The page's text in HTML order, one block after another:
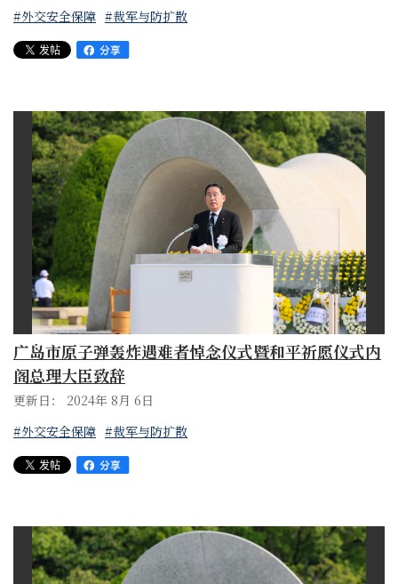
#外交安全保障 #裁军与防扩散
广岛市原子弹轰炸遇难者悼念仪式暨和平祈愿仪式内
阁总理大臣致辞
更新日： 2024年 8月 6日
#外交安全保障 #裁军与防扩散